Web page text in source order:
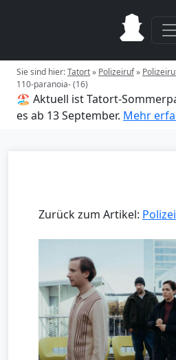
Sie sind hier:Tatort» Polizeiruf»
110-paranoia- (16)
🏖️ Aktuell ist Tatort-
es ab 13 September. Mehr
Zurück zum Artikel: